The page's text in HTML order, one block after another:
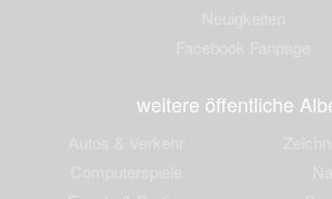
weitere öffentliche